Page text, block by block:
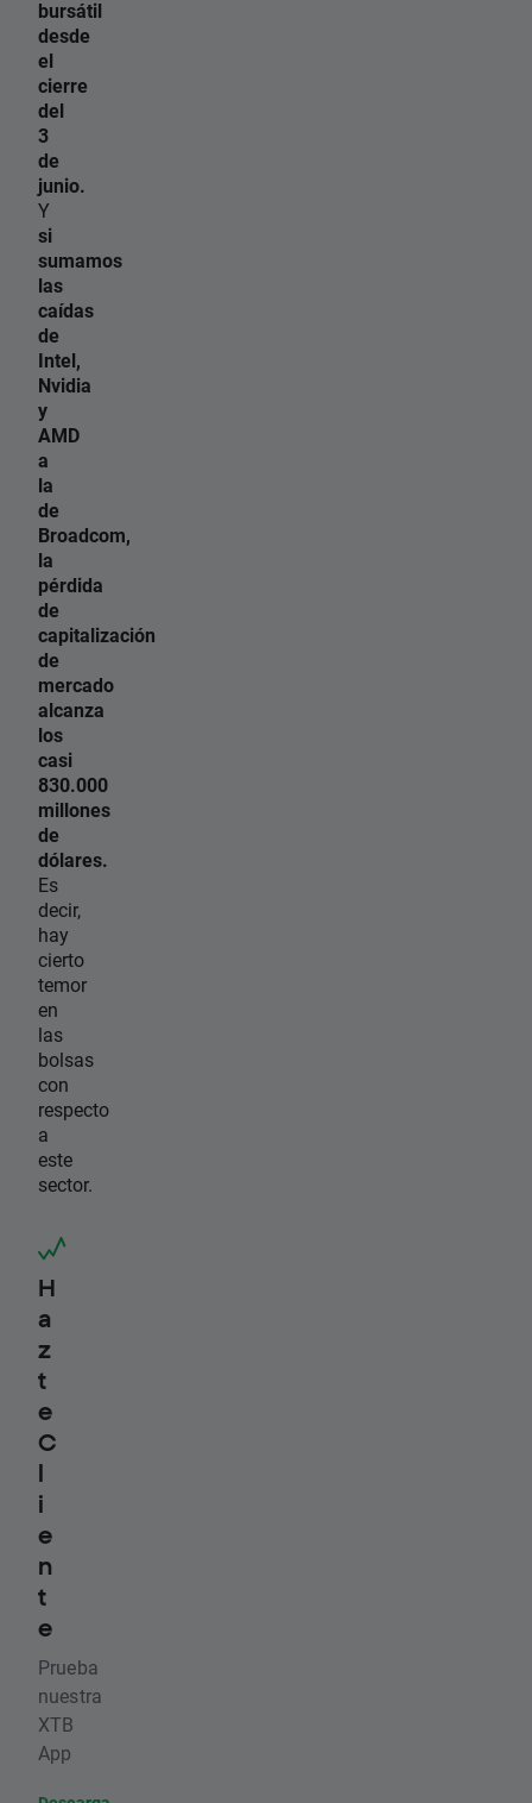
bursátil
desde
el
cierre
del
3
de
junio.
Y
si
sumamos
las
caídas
de
Intel,
Nvidia
y
AMD
a
la
de
Broadcom,
la
pérdida
de
capitalización
de
mercado
alcanza
los
casi
830.000
millones
de
dólares.
Es
decir,
hay
cierto
temor
en
las
bolsas
con
respecto
a
este
sector.
H
a
z
t
e
C
l
i
e
n
t
e
Prueba
nuestra
XTB
App